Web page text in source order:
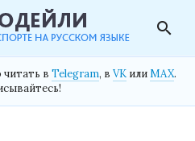
search
в Telegram, в VK илиMAX.